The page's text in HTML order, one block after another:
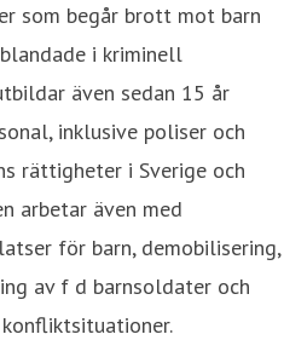
som begår brott mot barn
i kriminell
även sedan 15 år
inklusive poliser och
rättigheter i Sverige och
arbetar även med
för barn, demobilisering,
av f d barnsoldater och